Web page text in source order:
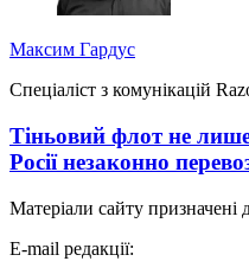
Максим Гардус
Спеціаліст з комунікацій
Тіньовий флот не
Росії незаконно
Матеріали сайту призначені
E-mail редакції: